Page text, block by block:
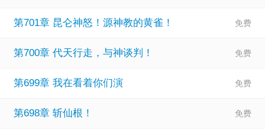
第701章 昆仑神怒！源神教的黄雀！
第700章 代天行走，与神谈判！
第699章 我在看着你们演
第698章 斩仙根！